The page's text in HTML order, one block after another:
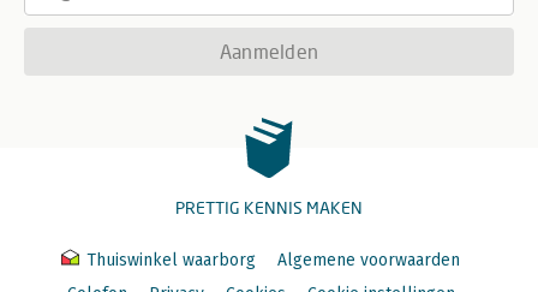
Aanmelden
PRETTIG KENNIS MAKEN
Thuiswinkel waarborg
Algemene voorwaarden